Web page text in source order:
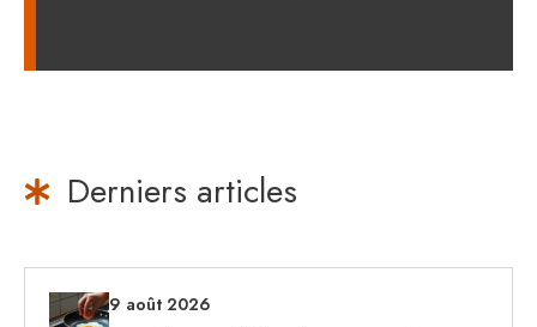
Derniers articles
9 août 2026